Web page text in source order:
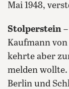
Mai 1948,
Stolperstein –
Kaufmann von
kehrte aber
melden
Berlin und